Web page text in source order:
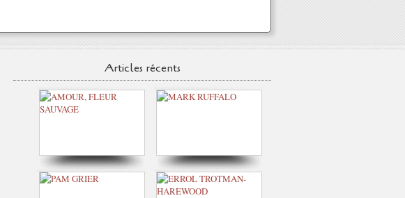
Articles récents